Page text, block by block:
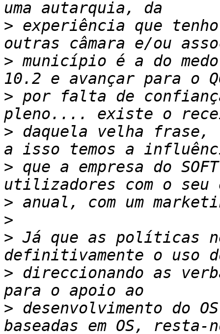
> experiência que
> município é a do
> por falta de
> daquela velha
> que a empresa do
>
>
> Já que as políticas
> direccionando as
> desenvolvimento do